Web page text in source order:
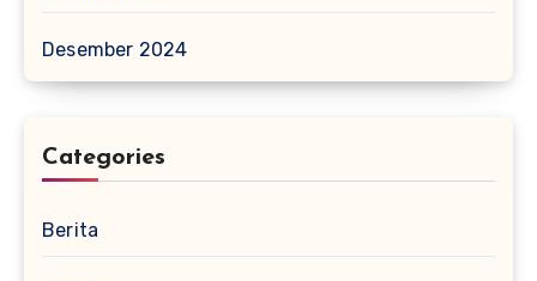
Desember 2024
Categories
Berita